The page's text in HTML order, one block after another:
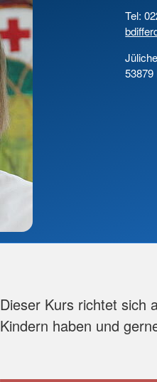
Tel:
Dieser Kurs richtet sich
Kindern haben und